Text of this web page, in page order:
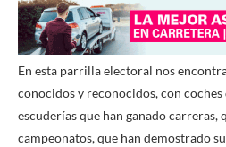
En esta parrilla electoral nos
conocidos y reconocidos, con coches
escuderías que han ganado carreras,
campeonatos, que han demostrado